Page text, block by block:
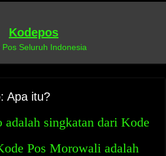
Kodepos
Pos Seluruh Indonesia
Apa itu?
singkatan dari Kode
Pos Morowali adalah